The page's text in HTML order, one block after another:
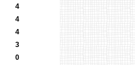
4
4
4
3
0